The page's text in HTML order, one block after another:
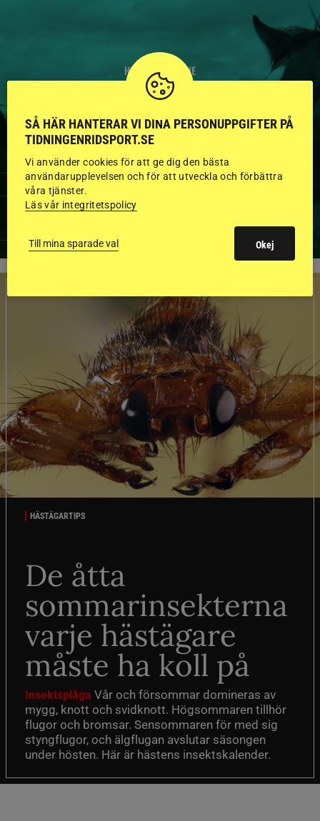
HINGSTAR ONLINE
GODKÄNDA HINGSTAR I
FLERA KATEGORIER MED
BILDER OCH FAKTA
VISA ALLA HINGSTAR
HÄSTÄGARTIPS
De åtta
sommarinsekterna
varje hästägare
måste ha koll på
Insektsplåga Vår och försommar domineras av
mygg, knott och svidknott. Högsommaren tillhör
flugor och bromsar. Sensommaren för med sig
styngflugor, och älgflugan avslutar säsongen
under hösten. Här är hästens insektskalender.
SÅ HÄR HANTERAR VI DINA PERSONUPPGIFTER PÅ
TIDNINGENRIDSPORT.SE
Vi använder cookies för att ge dig den bästa
användarupplevelsen och för att utveckla och förbättra
våra tjänster.
Läs vår integritetspolicy
Till mina sparade val Okej